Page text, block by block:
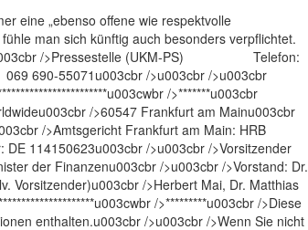
eine „ebenso offene wie respektvolle
man sich künftig auch besonders verpflichtet.
/>Pressestelle (UKM-PS) Telefon:
690-55071u003cbr />u003cbr />u003cbr
/>*******u003cbr
/>60547 Frankfurt am Mainu003cbr
/>Amtsgericht Frankfurt am Main: HRB
114150623u003cbr />u003cbr />Vorsitzender
der Finanzenu003cbr />u003cbr />Vorstand: Dr.
Vorsitzender)u003cbr />Herbert Mai, Dr. Matthias
/>*********u003cbr />Diese
enthalten.u003cbr />u003cbr />Wenn Sie nicht